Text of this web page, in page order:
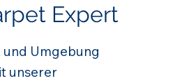
Expert
und Umgebung
unserer